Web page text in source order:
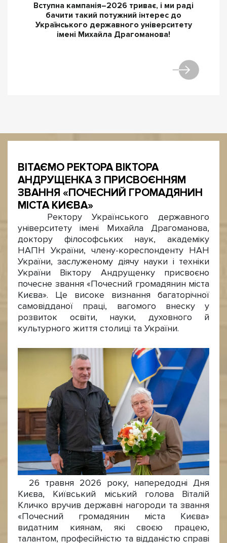
Вступна кампанія–2026 триває, і ми раді
бачити такий потужний інтерес до
Українського державного університету
імені Михайла Драгоманова!
ВІТАЄМО РЕКТОРА ВІКТОРА
АНДРУЩЕНКА З ПРИСВОЄННЯМ
ЗВАННЯ «ПОЧЕСНИЙ ГРОМАДЯНИН
МІСТА КИЄВА»
Ректору Українського державного
університету імені Михайла Драгоманова,
доктору філософських наук, академіку
НАПН України, члену-кореспонденту НАН
України, заслуженому діячу науки і техніки
України Віктору Андрущенку присвоєно
почесне звання «Почесний громадянин міста
Києва». Це високе визнання багаторічної
самовідданої праці, вагомого внеску у
розвиток освіти, науки, духовного й
культурного життя столиці та України.
26 травня 2026 року, напередодні Дня
Києва, Київський міський голова Віталій
Кличко вручив державні нагороди та звання
«Почесний громадянин міста Києва»
видатним киянам, які своєю працею,
талантом, професійністю та відданістю справі